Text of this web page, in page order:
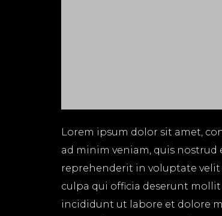
Lorem ipsum dolor sit amet,
ad minim veniam, quis
reprehenderit in voluptate
culpa qui officia deserunt
incididunt ut labore et dolore